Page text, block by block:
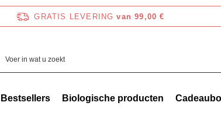
GRATIS LEVERING van 99,00 €
Bestsellers Biologische producten